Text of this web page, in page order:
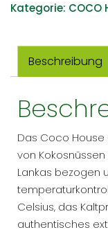
Kategorie: COCO
Beschreibung
Das Coco House
von
Lankas bezogen
Celsius, das
authentisches